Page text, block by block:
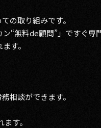
の取り組みです。
“無料de顧問”」ですぐ専
す。
相談ができます。
す。